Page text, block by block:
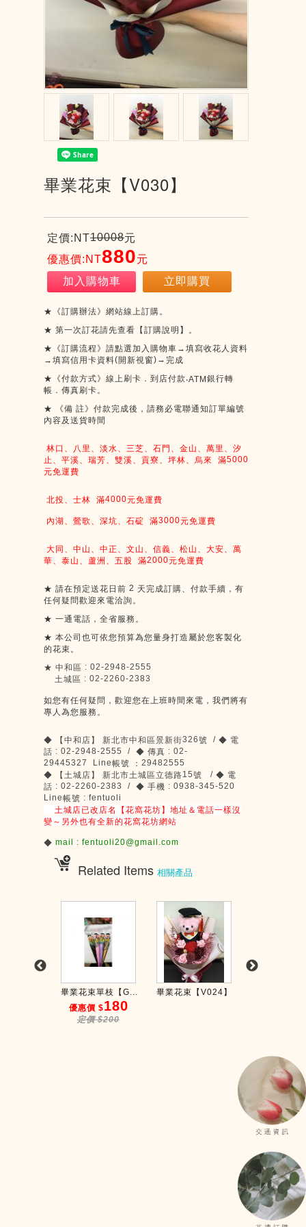
畢業花束【V030】
定價:NT10008元
優惠價:NT880元
加入購物車
立即購買
★《訂購辦法》網站線上訂購。
★ 第一次訂花請先查看【訂購說明】。
★《訂購流程》請點選加入購物車→填寫收花人資料
→填寫信用卡資料(開新視窗) → 完成
★《付款方式》線上刷卡．到店付款 ‧ATM 銀行轉
帳．傳真刷卡。
★
《備 註》付款完成後，請務必電聯通知訂單編號
內容及送貨時間
林口、八里、淡水、三芝、石門、金山、萬里、汐
止、平溪、瑞芳、雙溪、貢寮、坪林、烏來
滿5000
元免運費
北投、士林 滿4000元免運費
內湖、鶯歌、深坑、石碇 滿3000元免運費
大同、中山、中正、文山、信義、松山、大安、萬
華、泰山、蘆洲、五股
滿2000元免運費
★ 請在預定送花日前 2 天完成訂購、付款手續，有
任何疑問歡迎來電洽詢。
★ 一通電話，全省服務。
★ 本公司也可依您預算為您量身打造屬於您客製化
的花束。
★ 中和區 : 02-2948-2555
土城區 : 02-2260-2383
如您有任何疑問，歡迎您在上班時間來電，我們將有
專人為您服務。
◆ 【中和店】 新北市中和區景新街326號 / ◆ 電
話 : 02-2948-2555 / ◆ 傳真 : 02-
29445327 Line帳號 ： 29482555
◆
【土城店】 新北市土城區立德路15號 / ◆ 電
話 : 02-2260-2383 / ◆ 手機 : 0938-345-520
Line帳號 : fentuoli
土城店已改店名【花窩花坊】地址＆電話一樣沒
變～另外也有全新的花窩花坊網站
◆ mail : fentuoli20@gmail.com
Related Items 相關產品
畢業花束單枝【G...
優惠價 $180
定價 $200
畢業花束【V024】